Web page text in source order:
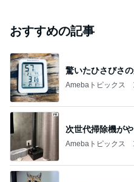
おすすめの記事
驚いたひさびさ
Amebaトピックス
次世代掃除機が
Amebaトピックス